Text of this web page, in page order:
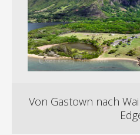
Von Gastown nach